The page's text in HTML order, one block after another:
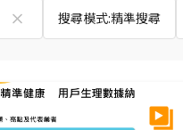
搜尋模式:精準搜尋